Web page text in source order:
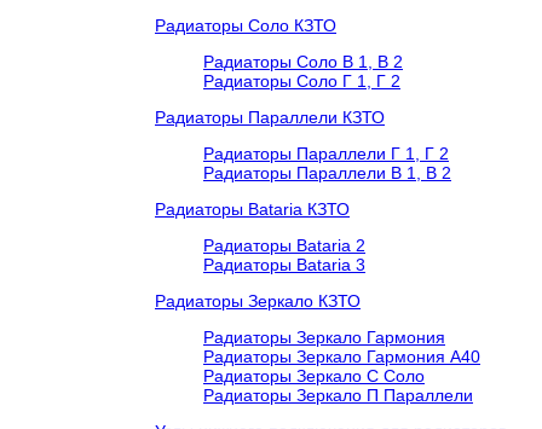
Радиаторы Соло КЗТО
Радиаторы Соло В 1, В 2
Радиаторы Соло Г 1, Г 2
Радиаторы Параллели КЗТО
Радиаторы Параллели Г 1, Г 2
Радиаторы Параллели В 1, В 2
Радиаторы Bataria КЗТО
Радиаторы Bataria 2
Радиаторы Bataria 3
Радиаторы Зеркало КЗТО
Радиаторы Зеркало Гармония
Радиаторы Зеркало Гармония А40
Радиаторы Зеркало С Соло
Радиаторы Зеркало П Параллели